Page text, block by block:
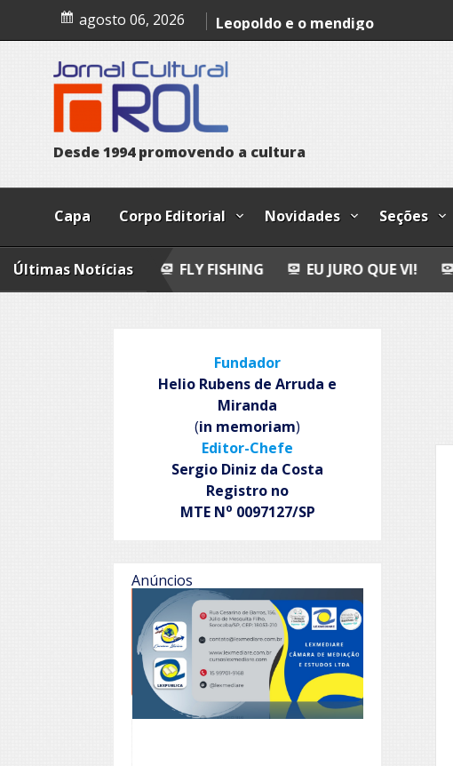
content
agosto 06, 2026
Epitafio
Leopoldo e o mendigo
Dia Internacional dos Povos
Desde1994 promovendo a cultura
Capa Corpo Editorial Novidades Seções
Últimas Notícias
FLY FISHING EU JURO QUE VI! EPITAFIO
Fundador
Helio Rubens de Arruda e
Miranda
(in memoriam)
Editor-Chefe
Sergio Diniz da Costa
Registro no
MTE No 0097127/SP
Anúncios